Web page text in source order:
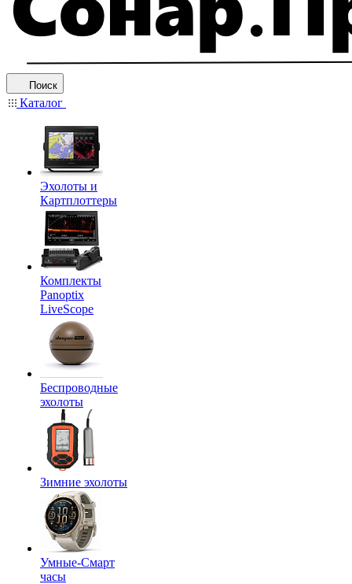
Поиск
Каталог
Эхолоты и
Картплоттеры
Комплекты
Panoptix
LiveScope
Беспроводные
эхолоты
Зимние эхолоты
Умные-Смарт
часы